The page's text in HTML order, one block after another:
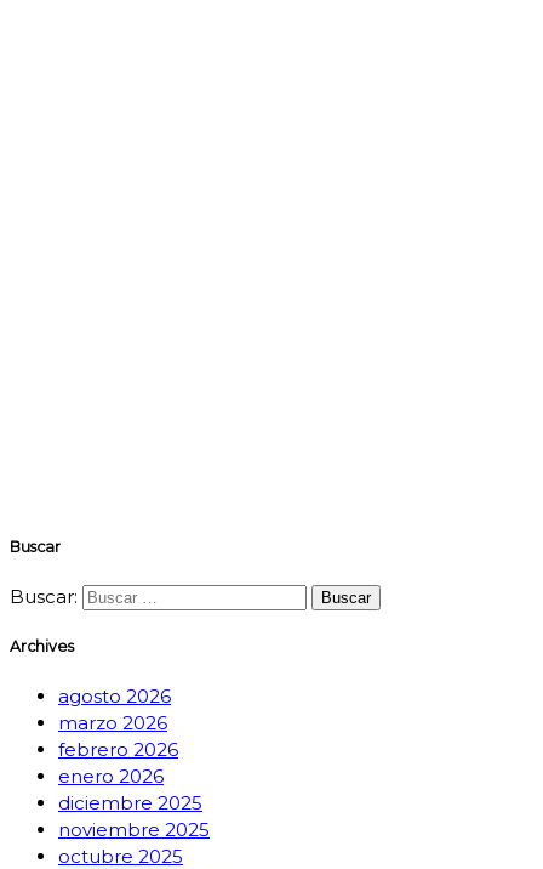
Buscar
Buscar:
Archives
agosto 2026
marzo 2026
febrero 2026
enero 2026
diciembre 2025
noviembre 2025
octubre 2025